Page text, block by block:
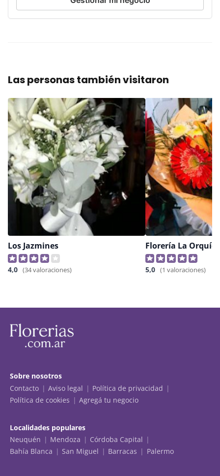
Las personas también visitaron
Los Jazmines
4,0 (34 valoraciones) 5,0 (1 valoraciones)
Sobre nosotros
Contacto
Aviso legal
Política de privacidad
Política de cookies
Agregá tu negocio
Localidades populares
Neuquén
Mendoza
Córdoba Capital
Bahía Blanca
San Miguel Barracas Palermo